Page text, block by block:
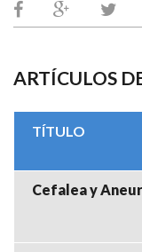
ARTÍCULOS
TÍTULO
Cefalea y